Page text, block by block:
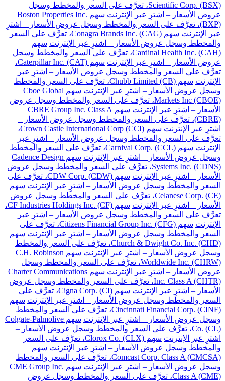
Scientific Corp. (BSX)، تعرَّف على السعر والمخطط وسجل
عروض الأسعار – اشترِ عبر الإنترنت
سهم Boston Properties Inc.
(BXP)، تعرَّف على السعر والمخطط وسجل عروض الأسعار – اشترِ
عبر الإنترنت
سهم Conagra Brands Inc. (CAG)، تعرَّف على السعر
والمخطط وسجل عروض الأسعار – اشترِ عبر الإنترنت سهم
Cardinal Health Inc. (CAH)، تعرَّف على السعر والمخطط وسجل
عروض الأسعار – اشترِ عبر الإنترنت
سهم Caterpillar Inc. (CAT)،
تعرَّف على السعر والمخطط وسجل عروض الأسعار – اشترِ عبر
الإنترنت
سهم Chubb Limited (CB)، تعرَّف على السعر والمخطط
وسجل عروض الأسعار – اشترِ عبر الإنترنت
سهم Cboe Global
Markets Inc (CBOE)، تعرَّف على السعر والمخطط وسجل عروض
الأسعار – اشترِ عبر الإنترنت
سهم CBRE Group Inc. Class A
(CBRE)، تعرَّف على السعر والمخطط وسجل عروض الأسعار –
اشترِ عبر الإنترنت
سهم Crown Castle International Corp (CCI)،
تعرَّف على السعر والمخطط وسجل عروض الأسعار – اشترِ عبر
الإنترنت
سهم Carnival Corp. (CCL)، تعرَّف على السعر والمخطط
وسجل عروض الأسعار – اشترِ عبر الإنترنت
سهم Cadence Design
Systems Inc. (CDNS)، تعرَّف على السعر والمخطط وسجل عروض
الأسعار – اشترِ عبر الإنترنت
سهم CDW Corp. (CDW)، تعرَّف على
السعر والمخطط وسجل عروض الأسعار – اشترِ عبر الإنترنت سهم
Celanese Corp. (CE)، تعرَّف على السعر والمخطط وسجل عروض
الأسعار – اشترِ عبر الإنترنت
سهم CF Industries Holdings Inc. (CF)،
تعرَّف على السعر والمخطط وسجل عروض الأسعار – اشترِ عبر
الإنترنت
سهم Citizens Financial Group Inc. (CFG)، تعرَّف على
السعر والمخطط وسجل عروض الأسعار – اشترِ عبر الإنترنت سهم
Church & Dwight Co. Inc. (CHD)، تعرَّف على السعر والمخطط
وسجل عروض الأسعار – اشترِ عبر الإنترنت
سهم C.H. Robinson
Worldwide Inc. (CHRW)، تعرَّف على السعر والمخطط وسجل
عروض الأسعار – اشترِ عبر الإنترنت
سهم Charter Communications
Inc. Class A (CHTR)، تعرَّف على السعر والمخطط وسجل عروض
الأسعار – اشترِ عبر الإنترنت
سهم Cigna Corp. (CI)، تعرَّف على
السعر والمخطط وسجل عروض الأسعار – اشترِ عبر الإنترنت سهم
Cincinnati Financial Corp. (CINF)، تعرَّف على السعر والمخطط
وسجل عروض الأسعار – اشترِ عبر الإنترنت
سهم Colgate-Palmolive
Co. (CL)، تعرَّف على السعر والمخطط وسجل عروض الأسعار –
اشترِ عبر الإنترنت
سهم Clorox Co. (CLX)، تعرَّف على السعر
والمخطط وسجل عروض الأسعار – اشترِ عبر الإنترنت سهم
Comcast Corp. Class A (CMCSA)، تعرَّف على السعر والمخطط
وسجل عروض الأسعار – اشترِ عبر الإنترنت
سهم CME Group Inc.
Class A (CME)، تعرَّف على السعر والمخطط وسجل عروض